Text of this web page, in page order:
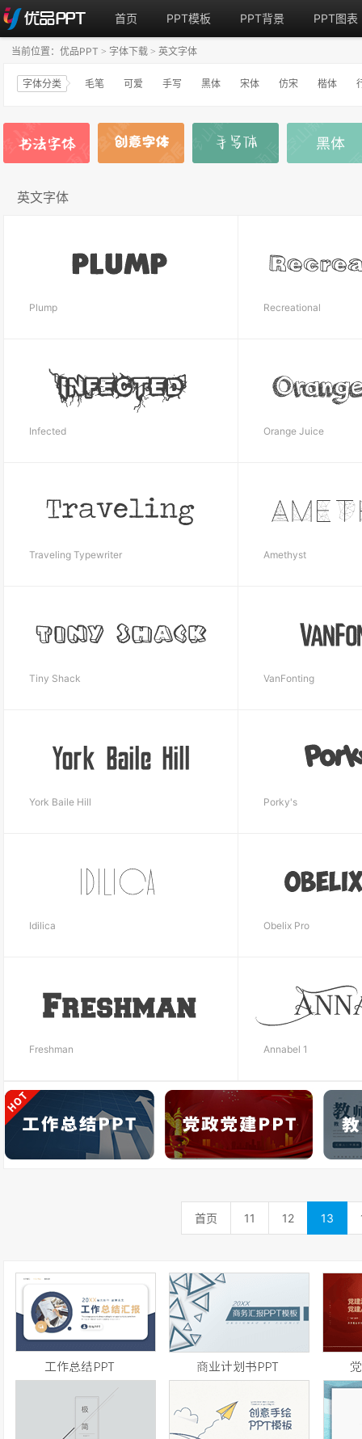
首页 PPT模板 PPT背景 PPT图表
当前位置： 优品PPT > 字体下载 > 英文字体
字体分类 毛笔 可爱 手写 黑体 宋体 仿宋 楷体
英文字体
Plump Recreational
Infected Orange Juice
Traveling Typewriter Amethyst
Tiny Shack VanFonting
York Baile Hill Porky's
Idilica Obelix Pro
Freshman Annabel 1
首页 11 12 13